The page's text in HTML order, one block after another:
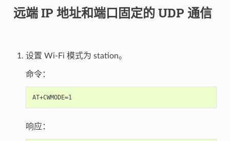
远端 IP 地址和端口固定的 UDP 通信
设置 Wi-Fi 模式为 station。
命令：
AT+CWMODE=1
响应：